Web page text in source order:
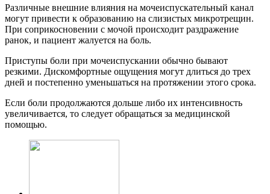
Различные внешние влияния на мочеиспускательный канал
могут привести к образованию на слизистых микротрещин.
При соприкосновении с мочой происходит раздражение
ранок, и пациент жалуется на боль.
Приступы боли при мочеиспускании обычно бывают
резкими. Дискомфортные ощущения могут длиться до трех
дней и постепенно уменьшаться на протяжении этого срока.
Если боли продолжаются дольше либо их интенсивность
увеличивается, то следует обращаться за медицинской
помощью.